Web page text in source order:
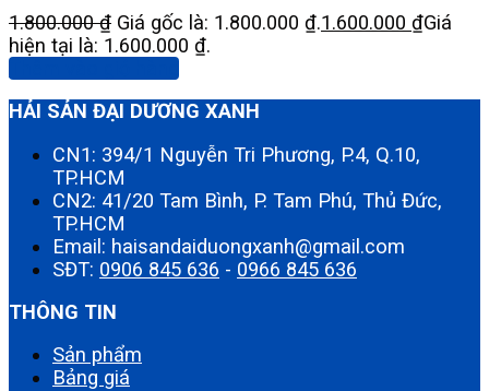
1.800.000₫ Giá gốc là: 1.800.000 ₫.1.600.000 ₫Giá
hiện tại là: 1.600.000 ₫.
Thêm vào giỏ hàng
HẢI SẢN ĐẠI DƯƠNG XANH
CN1: 394/1 Nguyễn Tri Phương, P.4, Q.10,
TP.HCM
CN2: 41/20 Tam Bình, P. Tam Phú, Thủ Đức,
TP.HCM
Email: haisandaiduongxanh@gmail.com
SĐT: 0906 845 636 - 0966 845 636
THÔNG TIN
Sản phẩm
Bảng giá